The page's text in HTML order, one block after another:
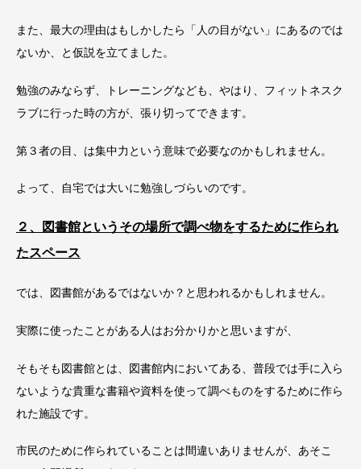
また、最大の理由はもしかしたら「人の目がない」にあるのでは
ないか、と仮説を立てました。
勉強のみならず、トレーニングなども、やはり、フィットネスク
ラブに行った時の方が、張り切ってできます。
第３者の目、は集中力という意味で必要なのかもしれません。
よって、自宅では大いに勉強しづらいのです。
２、図書館というその場所で調べ物をするために作られ
たスペース
では、図書館があるではないか？と思われるかもしれません。
実際に使ったことがある人はお分かりかと思いますが、
そもそも図書館とは、図書館内においてある、普段では手に入ら
ないような貴重な書籍や資料を使って調べものをするために作ら
れた施設です。
市民のために作られていることは間違いありませんが、あそこ